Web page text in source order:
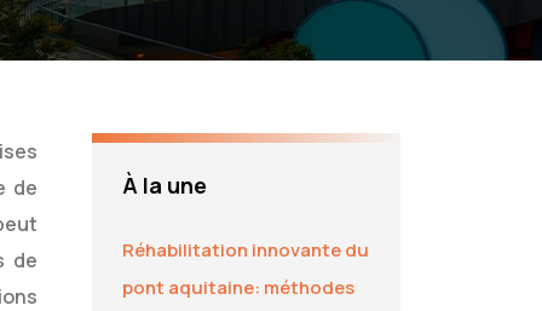
de
de
À la une
Réhabilitation innovante du
pont aquitaine: méthodes